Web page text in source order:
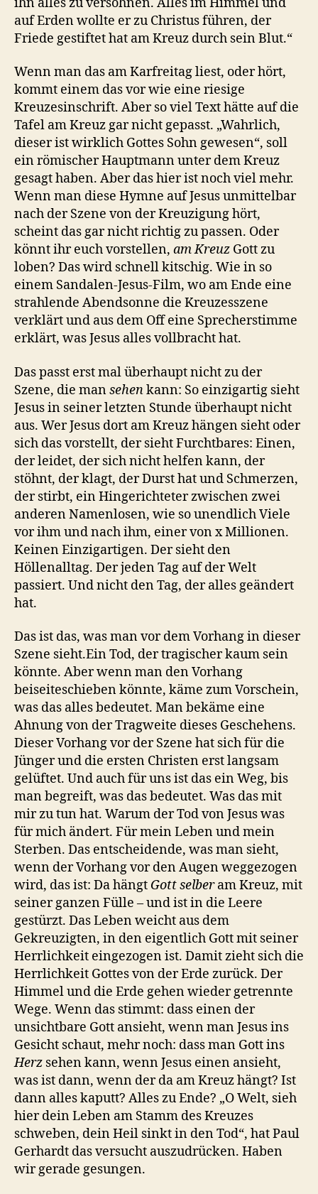
auf Erden wollte er zu Christus führen, der
Friede gestiftet hat am Kreuz durch sein Blut.“
Wenn man das am Karfreitag liest, oder hört,
kommt einem das vor wie eine riesige
Kreuzesinschrift. Aber so viel Text hätte auf die
Tafel am Kreuz gar nicht gepasst. „Wahrlich,
dieser ist wirklich Gottes Sohn gewesen“, soll
ein römischer Hauptmann unter dem Kreuz
gesagt haben. Aber das hier ist noch viel mehr.
Wenn man diese Hymne auf Jesus unmittelbar
nach der Szene von der Kreuzigung hört,
scheint das gar nicht richtig zu passen. Oder
könnt ihr euch vorstellen, am Kreuz Gott zu
loben? Das wird schnell kitschig. Wie in so
einem Sandalen-Jesus-Film, wo am Ende eine
strahlende Abendsonne die Kreuzesszene
verklärt und aus dem Off eine Sprecherstimme
erklärt, was Jesus alles vollbracht hat.
Das passt erst mal überhaupt nicht zu der
Szene, die mansehenkann: So einzigartig sieht
Jesus in seiner letzten Stunde überhaupt nicht
aus. Wer Jesus dort am Kreuz hängen sieht oder
sich das vorstellt, der sieht Furchtbares: Einen,
der leidet, der sich nicht helfen kann, der
stöhnt, der klagt, der Durst hat und Schmerzen,
der stirbt, ein Hingerichteter zwischen zwei
anderen Namenlosen, wie so unendlich Viele
vor ihm und nach ihm, einer von x Millionen.
Keinen Einzigartigen. Der sieht den
Höllenalltag. Der jeden Tag auf der Welt
passiert. Und nicht den Tag, der alles geändert
hat.
Das ist das, was man vor dem Vorhang in dieser
Szene sieht.Ein Tod, der tragischer kaum sein
könnte. Aber wenn man den Vorhang
beiseiteschieben könnte, käme zum Vorschein,
was das alles bedeutet. Man bekäme eine
Ahnung von der Tragweite dieses Geschehens.
Dieser Vorhang vor der Szene hat sich für die
Jünger und die ersten Christen erst langsam
gelüftet. Und auch für uns ist das ein Weg, bis
man begreift, was das bedeutet. Was das mit
mir zu tun hat. Warum der Tod von Jesus was
für mich ändert. Für mein Leben und mein
Sterben. Das entscheidende, was man sieht,
wenn der Vorhang vor den Augen weggezogen
wird, das ist: Da hängt Gottselberam Kreuz, mit
seiner ganzen Fülle – und ist in die Leere
gestürzt. Das Leben weicht aus dem
Gekreuzigten, in den eigentlich Gott mit seiner
Herrlichkeit eingezogen ist. Damit zieht sich die
Herrlichkeit Gottes von der Erde zurück. Der
Himmel und die Erde gehen wieder getrennte
Wege. Wenn das stimmt: dass einen der
unsichtbare Gott ansieht, wenn man Jesus ins
Gesicht schaut, mehr noch: dass man Gott ins
Herz sehen kann, wenn Jesus einen ansieht,
was ist dann, wenn der da am Kreuz hängt? Ist
dann alles kaputt? Alles zu Ende? „O Welt, sieh
hier dein Leben am Stamm des Kreuzes
schweben, dein Heil sinkt in den Tod“, hat Paul
Gerhardt das versucht auszudrücken. Haben
wir gerade gesungen.